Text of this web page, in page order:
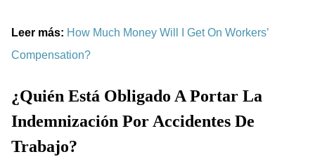
Leer más: How Much Money Will I Get On Workers’
Compensation?
¿Quién Está Obligado A Portar La
Indemnización Por Accidentes De
Trabajo?